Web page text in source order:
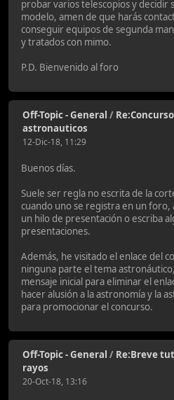
probar varios telescopios y decidir
modelo, amen de que harás
conseguir equipos de segunda
y tratados con mimo.
P.D. Bienvenido al foro
Off-Topic - General /
astronauticos
12-Dic-18, 11:29
Buenos días.
Suele ser regla no escrita de la
cuando uno se registra en un foro,
un hilo de presentación o escriba
presentaciones.
Además, he visitado el enlace del
ninguna parte el tema
mensaje inicial para eliminar el
hacer alusión a la astronomía y la
para promocionar el concurso.
Off-Topic - General / Re:Breve
rayos
20-Oct-18, 13:16